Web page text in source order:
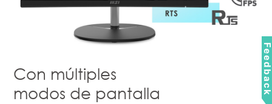
Con múltiples
modos de pantalla